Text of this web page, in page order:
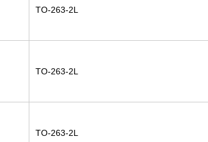
TO-263-2L
TO-263-2L
TO-263-2L